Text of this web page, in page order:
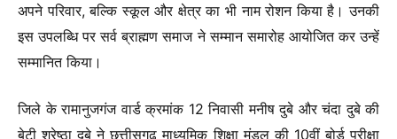
अपने परिवार, बल्कि स्कूल और क्षेत्र का भी नाम रोशन किया है। उनकी
इस उपलब्धि पर सर्व ब्राह्मण समाज ने सम्मान समारोह आयोजित कर उन्हें
सम्मानित किया।
जिले के रामानुजगंज वार्ड क्रमांक 12 निवासी मनीष दुबे और चंदा दुबे की
बेटी श्रेष्ठा दुबे ने छत्तीसगढ़ माध्यमिक शिक्षा मंडल की 10वीं बोर्ड परीक्षा